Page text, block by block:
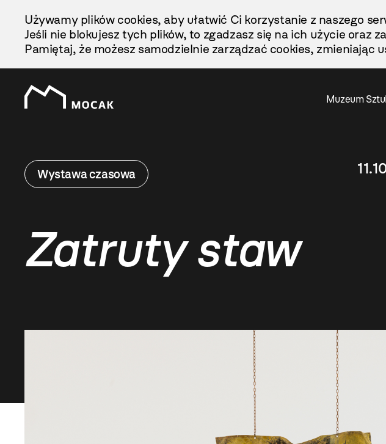
Treści
Używamy plików cookies, aby ułatwić Ci korzystanie z naszego
Jeśli nie blokujesz tych plików, to zgadzasz się na ich użycie oraz
Pamiętaj, że możesz samodzielnie zarządzać cookies, zmieniając
Muzeum
Wystawa czasowa
Zatruty staw